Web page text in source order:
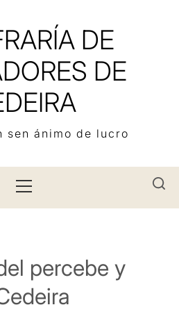
DE
DE
sen ánimo de lucro
principal
percebe y